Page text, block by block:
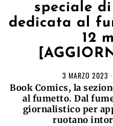
speciale
dedicata al
12
3 MARZO 2023
Book Comics, la
al fumetto. Dal
giornalistico per
ruotano